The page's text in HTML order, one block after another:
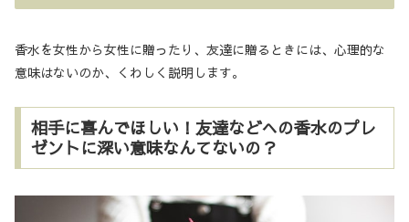
香水を女性から女性に贈ったり、友達に贈るときには、心理的な
意味はないのか、くわしく説明します。
相手に喜んでほしい！友達などへの香水のプレ
ゼントに深い意味なんてないの？